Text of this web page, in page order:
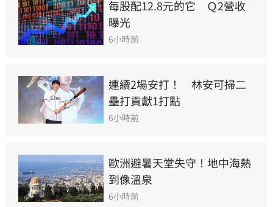
每股配12.8元的它　Ｑ2營收
曝光
6小時前
連續2場安打！　林安可掃二
壘打貢獻1打點
6小時前
歐洲避暑天堂失守！地中海熱
到像溫泉
6小時前